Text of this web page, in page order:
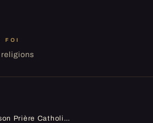
FOI
Mezouza Décor À La Maison Prière Catholique Mezouza Religieuse Mezouza Artisanat Mezouza Décoration Écriture Hébraïque Mezouza Judaica Mezouza